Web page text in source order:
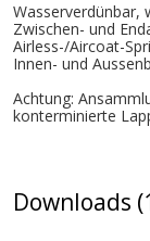
Wasserverdünbar,
Zwischen- und
Airless-/Aircoat-
Innen- und
Achtung:
konterminierte
Downloads